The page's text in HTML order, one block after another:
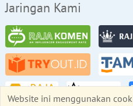
Jaringan Kami
Website ini menggunakan